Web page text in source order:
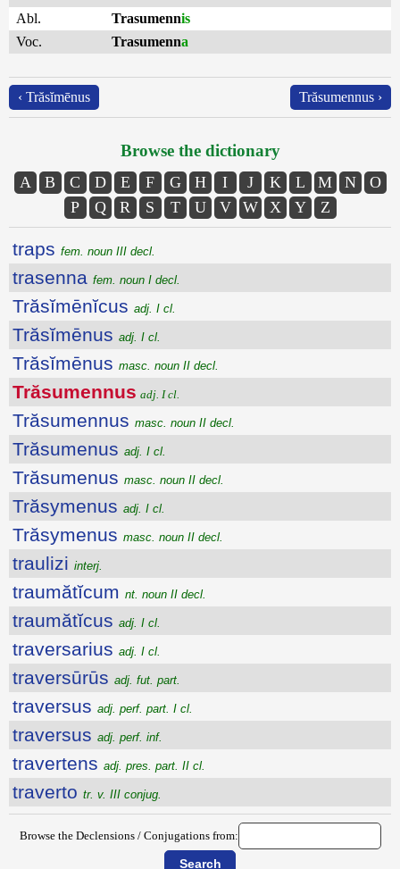
Abl.
Trasumennis
Voc.
Trasumenna
‹ Trăsĭmēnus Trăsumennus ›
Browse the dictionary
A B C D E F G H I J K L M N
O
P
Q R S T U V W X Y Z
traps fem. noun III decl.
trasenna fem. noun I decl.
Trăsĭmēnĭcus adj. I cl.
Trăsĭmēnus adj. I cl.
Trăsĭmēnus masc. noun II decl.
Trăsumennus adj. I cl.
Trăsumennus masc. noun II decl.
Trăsumenus adj. I cl.
Trăsumenus masc. noun II decl.
Trăsymenus adj. I cl.
Trăsymenus masc. noun II decl.
traulizi interj.
traumătĭcum nt. noun II decl.
traumătĭcus adj. I cl.
traversarius adj. I cl.
traversūrūs adj. fut. part.
traversus adj. perf. part. I cl.
traversus adj. perf. inf.
travertens adj. pres. part. II cl.
traverto tr. v. III conjug.
Browse the Declensions / Conjugations from: